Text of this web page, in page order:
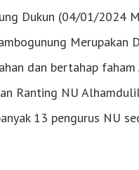
Dukun (04/01/2024
Merupakan
dan bertahap
Ranting NU
13 pengurus NU